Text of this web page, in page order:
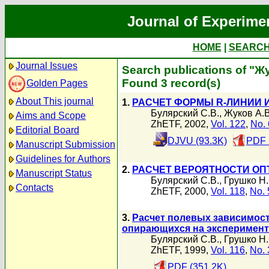
Journal of
HOME
Journal Issues
Golden Pages
About This journal
Aims and Scope
Editorial Board
Manuscript Submission
Guidelines for Authors
Manuscript Status
Contacts
Search publications of
Found 3 record(s)
1. РАСЧЕТ ФОРМЫ R-ЛИНИИ
Булярский С.В., Жуков
ZhETF, 2002, Vol. 122, No.
DJVU (93.3K)
PDF
2. РАСЧЕТ ВЕРОЯТНОСТИ
Булярский С.В., Грушко
ZhETF, 2000, Vol. 118, No.
3. Расчет полевых
опирающихся на
Булярский С.В., Грушко
ZhETF, 1999, Vol. 116, No.
PDF (351.2K)